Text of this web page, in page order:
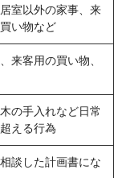
室以外の家事、来
い物など
来客用の買い物、
の手入れなど日常
える行為
談した計画書にな